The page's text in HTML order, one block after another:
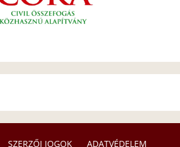
SZERZŐI JOGOK ADATVÉDELEM